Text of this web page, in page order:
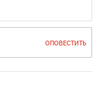
ОПОВЕСТИТЬ